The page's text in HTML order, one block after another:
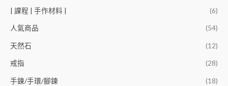
| 課程 | 手作材料 | (6)
人氣商品 (54)
天然石 (12)
戒指 (28)
手鍊/手環/腳鍊 (18)